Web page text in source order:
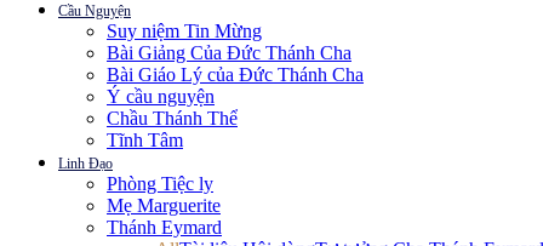
Cầu Nguyện
Suy niệm Tin Mừng
Bài Giảng Của Đức Thánh Cha
Bài Giáo Lý của Đức Thánh Cha
Ý cầu nguyện
Chầu Thánh Thể
Tĩnh Tâm
Linh Đạo
Phòng Tiệc ly
Mẹ Marguerite
Thánh Eymard